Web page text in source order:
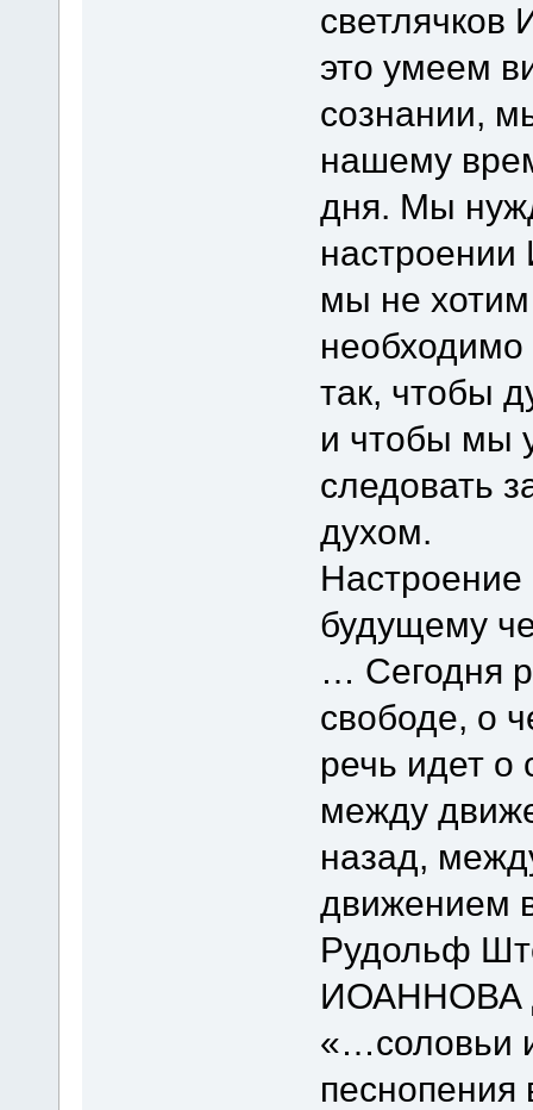
светлячков
это умеем
сознании,
нашему
дня. Мы
настроении
мы не
необходимо
так, чтобы
и чтобы мы
следовать
духом.
будущему
… Сегодня
свободе, о
речь идет о
между
назад,
движением
Рудольф
ИОАННОВА
«…соловьи
песнопения